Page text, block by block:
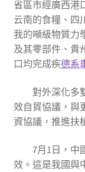
省區市經廣西港
云南的食糧、四
我的噸級物質力
及其零部件、貴
口均完成疾德系
對外深化多
效自貿協議，與
資協議，推進扶
7月1日，中
效。這是我國與